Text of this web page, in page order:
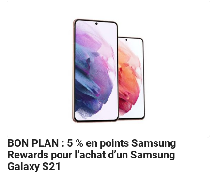
BON PLAN : 5 % en points Samsung
Rewards pour l’achat d’un Samsung
Galaxy S21